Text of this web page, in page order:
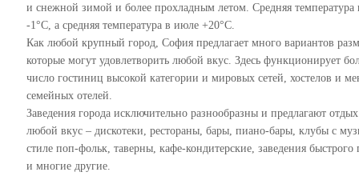
и снежной зимой и более прохладным летом. Средняя температура
-1°С, а средняя температура в июле +20°С.
Как любой крупный город, София предлагает много вариантов
которые могут удовлетворить любой вкус. Здесь функционирует
число гостиниц высокой категории и мировых сетей, хостелов и
семейных отелей.
Заведения города исключительно разнообразны и предлагают
любой вкус – дискотеки, рестораны, бары, пиано-бары, клубы с
стиле поп-фольк, таверны, кафе-кондитерские, заведения быстрого
и многие другие.